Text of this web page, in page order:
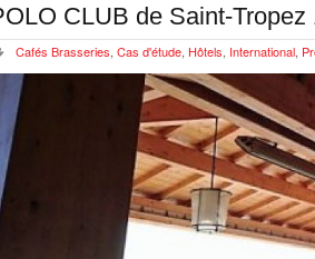
CLUB de Saint-
Cafés Brasseries, Cas d'étude, Hôtels, International,